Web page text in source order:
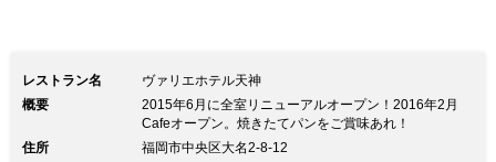
レストラン名
ヴァリエホテル天神
概要
2015年6月に全室リニューアルオープン！2016年2月
Cafeオープン。焼きたてパンをご賞味あれ！
住所
福岡市中央区大名2-8-12